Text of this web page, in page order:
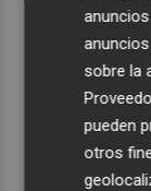
sobre la
pueden
otros